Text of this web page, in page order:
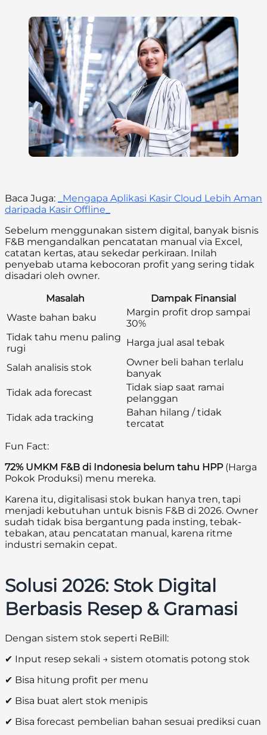
Baca Juga:
_Mengapa Aplikasi Kasir Cloud Lebih Aman
daripada Kasir Offline_
Sebelum menggunakan sistem digital, banyak bisnis
F&B mengandalkan pencatatan manual via Excel,
catatan kertas, atau sekedar perkiraan. Inilah
penyebab utama kebocoran profit yang sering tidak
disadari oleh owner.
Masalah
Dampak Finansial
Waste bahan baku
Margin profit drop sampai
30%
Tidak tahu menu paling
rugi
Harga jual asal tebak
Salah analisis stok
Owner beli bahan terlalu
banyak
Tidak ada forecast
Tidak siap saat ramai
pelanggan
Tidak ada tracking
Bahan hilang / tidak
tercatat
Fun Fact:
72% UMKM F&B di Indonesia belum tahu HPP(Harga
Pokok Produksi) menu mereka.
Karena itu, digitalisasi stok bukan hanya tren, tapi
menjadi kebutuhan untuk bisnis F&B di 2026. Owner
sudah tidak bisa bergantung pada insting, tebak-
tebakan, atau pencatatan manual, karena ritme
industri semakin cepat.
Solusi 2026: Stok Digital
Berbasis Resep & Gramasi
Dengan sistem stok seperti ReBill:
✔ Input resep sekali → sistem otomatis potong stok
✔ Bisa hitung profit per menu
✔ Bisa buat alert stok menipis
✔ Bisa forecast pembelian bahan sesuai prediksi cuan